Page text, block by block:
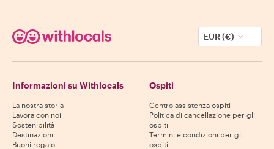
EUR (€)
Informazioni su Withlocals
La nostra storia
Lavora con noi
Sostenibilità
Destinazioni
Buoni regalo
Ospiti
Centro assistenza ospiti
Politica di cancellazione per gli
ospiti
Termini e condizioni per gli
ospiti